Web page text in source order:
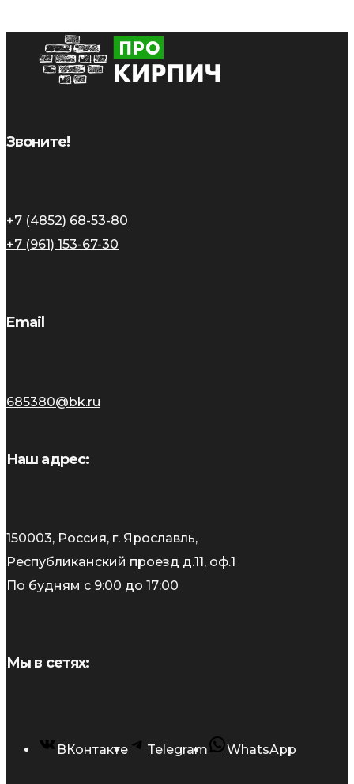
Звоните!
+7 (4852) 68-53-80
+7 (961) 153-67-30
Email
685380@bk.ru
Наш адрес:
150003, Россия, г. Ярославль,
Республиканский проезд д.11, оф.1
По будням с 9:00 до 17:00
Мы в сетях:
ВКонтакте Telegram WhatsApp